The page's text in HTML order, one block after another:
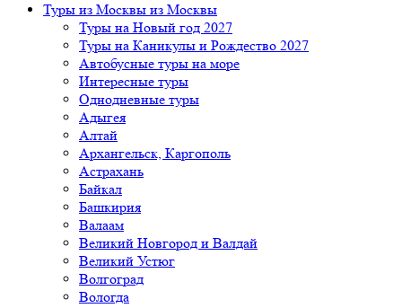
Туры из Москвы из Москвы
Туры на Новый год 2027
Туры на Каникулы и Рождество 2027
Автобусные туры на море
Интересные туры
Однодневные туры
Адыгея
Алтай
Архангельск, Каргополь
Астрахань
Байкал
Башкирия
Валаам
Великий Новгород и Валдай
Великий Устюг
Волгоград
Вологда